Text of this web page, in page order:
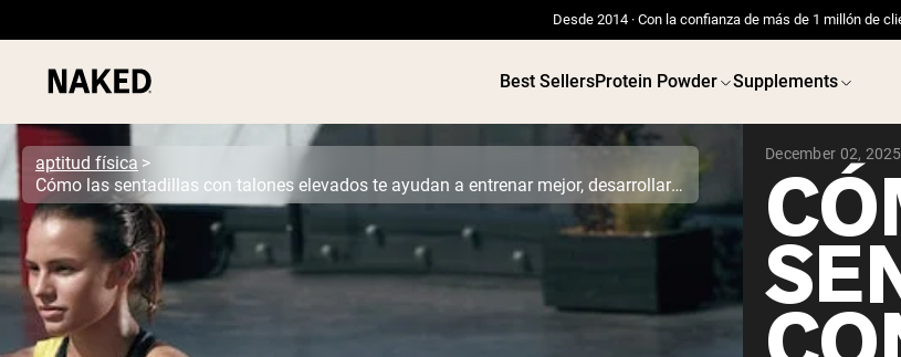
Desde 2014 · Con la confianza de más de 1 millón de
Best SellersProtein Powder Supplements
Términos de Búsqueda Populares
”Protein Powder“
”Overnight Oats“
aptitud física
Cómo las sentadillas con talones elevados te ayudan a entrenar mejor, desarrollar más músculo y moverte con mejor forma
December 02, 2025